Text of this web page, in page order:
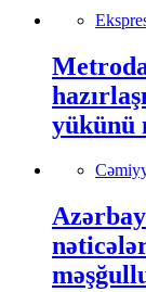
Metroda
yükünü